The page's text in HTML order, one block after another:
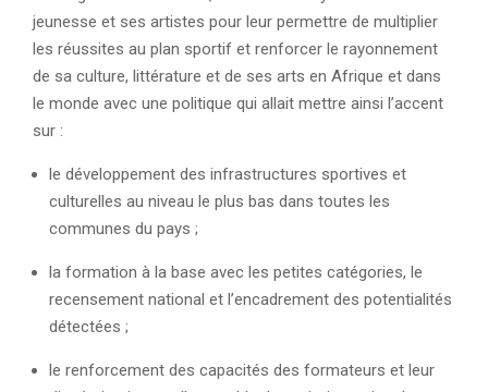
jeunesse et ses artistes pour leur permettre de multiplier
les réussites au plan sportif et renforcer le rayonnement
de sa culture, littérature et de ses arts en Afrique et dans
le monde avec une politique qui allait mettre ainsi l’accent
sur :
le développement des infrastructures sportives et
culturelles au niveau le plus bas dans toutes les
communes du pays ;
la formation à la base avec les petites catégories, le
recensement national et l’encadrement des potentialités
détectées ;
le renforcement des capacités des formateurs et leur